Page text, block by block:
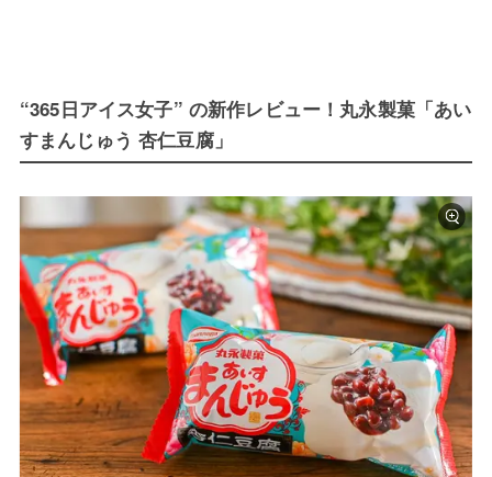
“365日アイス女子” の新作レビュー！丸永製菓「あい
すまんじゅう 杏仁豆腐」